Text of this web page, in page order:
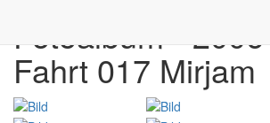
Fotoalbum - 2006
Fahrt 017 Mirjam